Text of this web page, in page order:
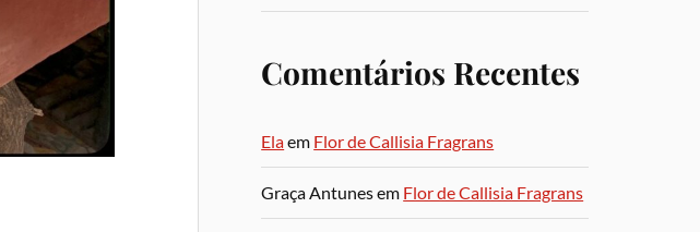
Comentários Recentes
Elaem Flor de Callisia Fragrans
Graça Antunesem Flor de Callisia Fragrans